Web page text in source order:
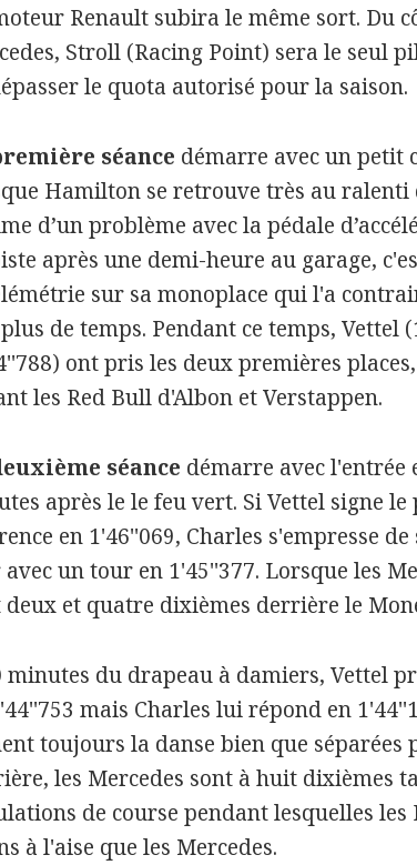
Renault subira le même sort. Du
Stroll (Racing Point) sera le seul
le quota autorisé pour la saison.
séance démarre avec un petit
Hamilton se retrouve très au ralenti
d’un problème avec la pédale
après une demi-heure au garage,
sur sa monoplace qui l'a
de temps. Pendant ce temps, Vettel
ont pris les deux premières
les Red Bull d'Albon et Verstappen.
séance démarre avec l'entrée
après le le feu vert. Si Vettel signe
en 1'46''069, Charles s'empresse
un tour en 1'45''377. Lorsque les
deux et quatre dixièmes derrière le
minutes du drapeau à damiers, Vettel
mais Charles lui répond en
toujours la danse bien que séparées
les Mercedes sont à huit dixièmes
de course pendant lesquelles
à l'aise que les Mercedes.